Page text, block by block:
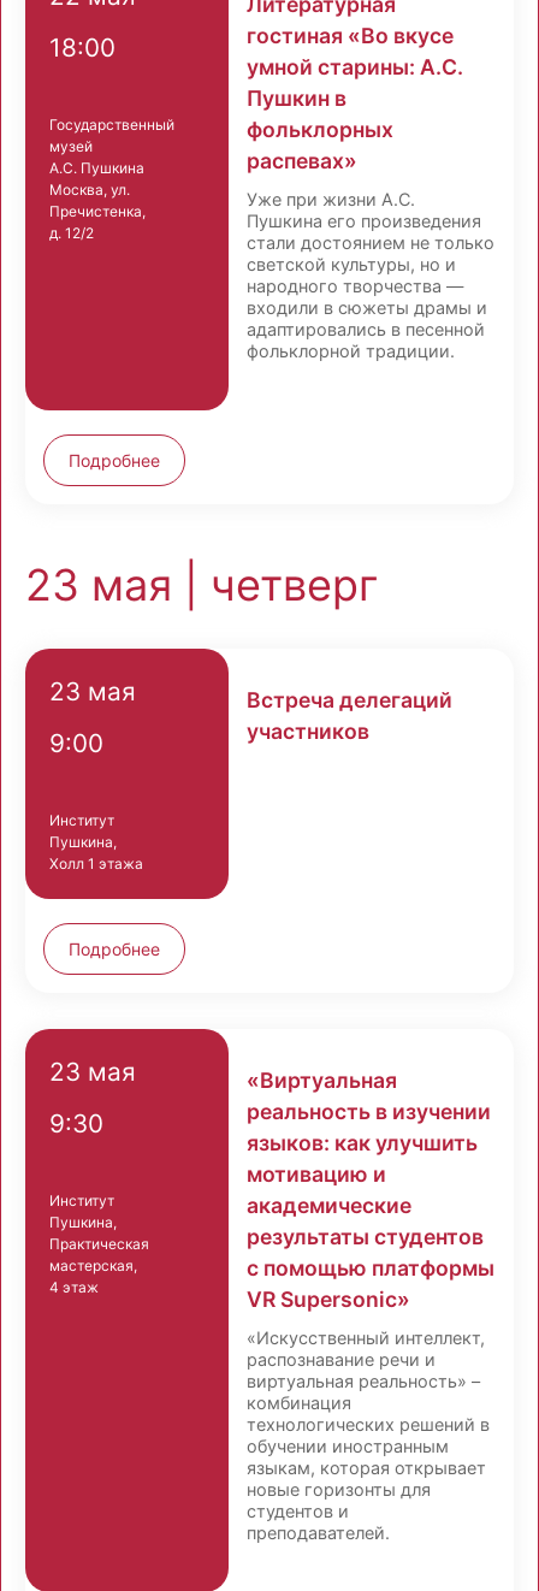
18:00
Государственный
музей
А.С. Пушкина
Москва, ул.
Пречистенка,
д. 12/2
гостиная «Во вкусе
умной старины: А.С.
Пушкин в
фольклорных
распевах»
Уже при жизни А.С.
Пушкина его произведения
стали достоянием не только
светской культуры, но и
народного творчества —
входили в сюжеты драмы и
адаптировались в песенной
фольклорной традиции.
Подробнее
23 мая | четверг
23 мая
9:00
Институт
Пушкина,
Холл 1 этажа
Встреча делегаций
участников
Подробнее
23 мая
9:30
Институт
Пушкина,
Практическая
мастерская,
4 этаж
«Виртуальная
реальность в изучении
языков: как улучшить
мотивацию и
академические
результаты студентов
с помощью платформы
VR Supersonic»
«Искусственный интеллект,
распознавание речи и
виртуальная реальность» –
комбинация
технологических решений в
обучении иностранным
языкам, которая открывает
новые горизонты для
студентов и
преподавателей.